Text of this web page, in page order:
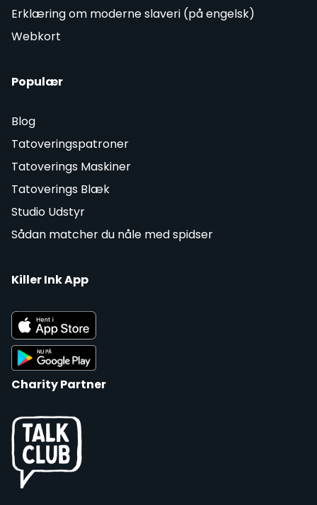
Erklæring om moderne slaveri (på engelsk)
Webkort
Populær
Blog
Tatoveringspatroner
Tatoverings Maskiner
Tatoverings Blæk
Studio Udstyr
Sådan matcher du nåle med spidser
Killer Ink App
Charity Partner